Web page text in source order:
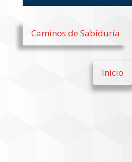
Caminos de Sabiduría
Inicio